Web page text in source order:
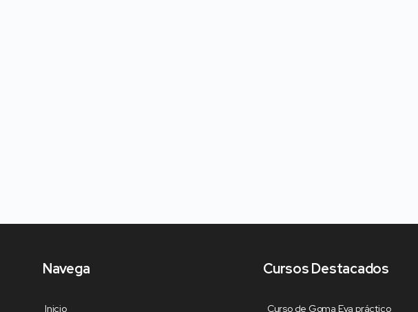
Navega
Inicio
Cursos Destacados
Curso de Goma Eva práctico